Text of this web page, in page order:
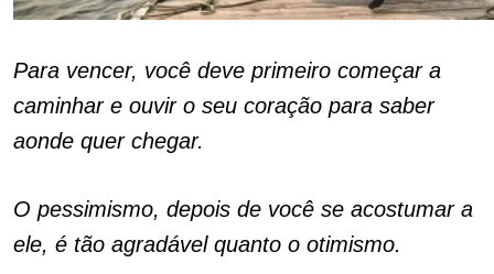
Para vencer, você deve primeiro começar a
caminhar e ouvir o seu coração para saber
aonde quer chegar.
O pessimismo, depois de você se acostumar a
ele, é tão agradável quanto o otimismo.